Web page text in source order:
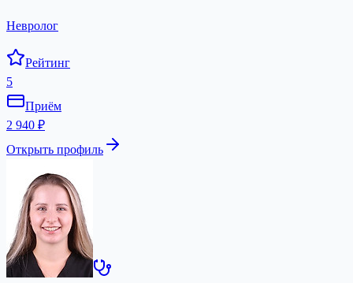
Невролог
Рейтинг
5
Приём
2 940 ₽
Открыть профиль